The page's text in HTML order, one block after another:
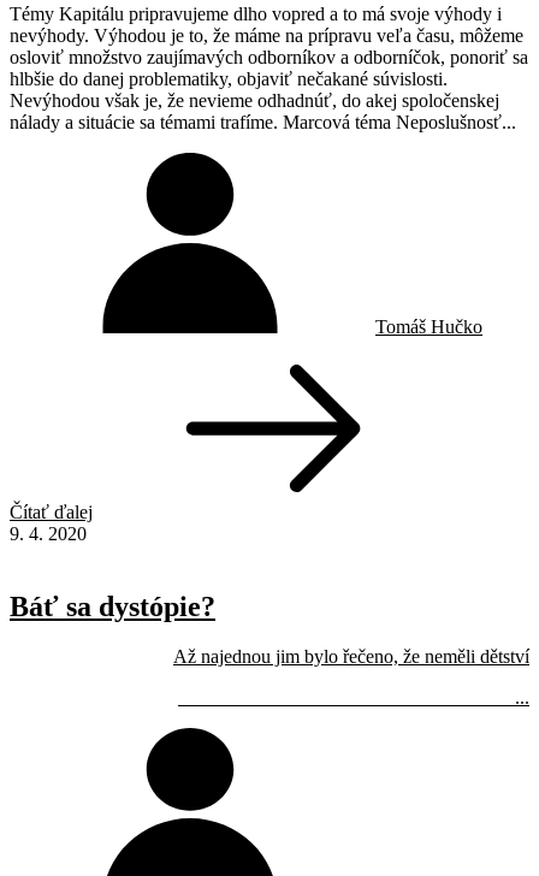
Témy Kapitálu pripravujeme dlho vopred a to má svoje výhody i
nevýhody. Výhodou je to, že máme na prípravu veľa času, môžeme
osloviť množstvo zaujímavých odborníkov a odborníčok, ponoriť sa
hlbšie do danej problematiky, objaviť nečakané súvislosti.
Nevýhodou však je, že nevieme odhadnúť, do akej spoločenskej
nálady a situácie sa témami trafíme. Marcová téma Neposlušnosť...
Tomáš Hučko
Čítať ďalej
9. 4. 2020
Báť sa dystópie?
Až najednou jim bylo řečeno, že neměli dětství
...